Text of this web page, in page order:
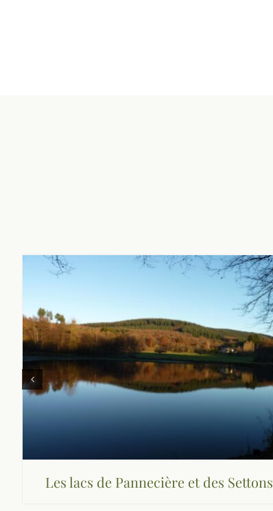
Les lacs de Pannecière et des Settons